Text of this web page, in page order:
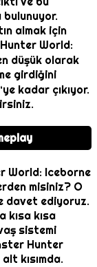
bulunuyor.
almak için
World:
düşük olarak
girdiğini
kadar çıkıyor.
World: Iceborne
misiniz? O
davet ediyoruz.
kısa kısa
sistemi
Hunter
kısımda.